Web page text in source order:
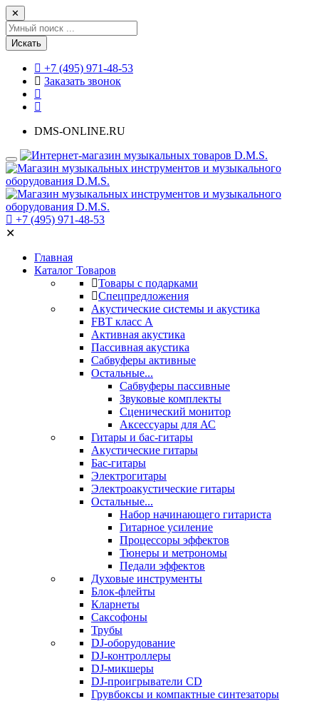
✕
Искать
+7 (495) 971-48-53
Заказать звонок
DMS-ONLINE.RU
+7 (495) 971-48-53
✕
Главная
Каталог Товаров
Товары с подарками
Спецпредложения
Акустические системы и акустика
FBT класс А
Активная акустика
Пассивная акустика
Сабвуферы активные
Остальные...
Сабвуферы пассивные
Звуковые комплекты
Сценический монитор
Аксессуары для АС
Гитары и бас-гитары
Акустические гитары
Бас-гитары
Электрогитары
Электроакустические гитары
Остальные...
Набор начинающего гитариста
Гитарное усиление
Процессоры эффектов
Тюнеры и метрономы
Педали эффектов
Духовые инструменты
Блок-флейты
Кларнеты
Саксофоны
Трубы
DJ-оборудование
DJ-контроллеры
DJ-микшеры
DJ-проигрыватели CD
Грувбоксы и компактные синтезаторы